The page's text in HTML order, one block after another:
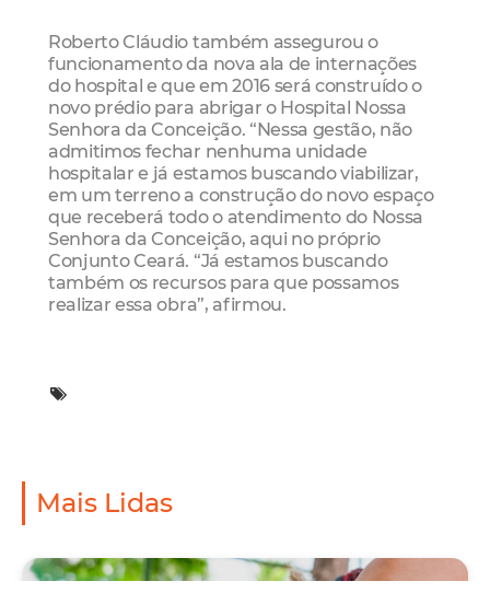
Roberto Cláudio também assegurou o
funcionamento da nova ala de internações
do hospital e que em 2016 será construído o
novo prédio para abrigar o Hospital Nossa
Senhora da Conceição. “Nessa gestão, não
admitimos fechar nenhuma unidade
hospitalar e já estamos buscando viabilizar,
em um terreno a construção do novo espaço
que receberá todo o atendimento do Nossa
Senhora da Conceição, aqui no próprio
Conjunto Ceará. “Já estamos buscando
também os recursos para que possamos
realizar essa obra”, afirmou.
Mais Lidas